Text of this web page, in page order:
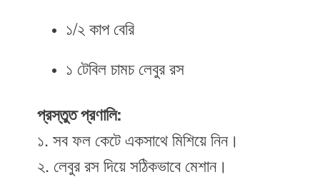
১/২ কাপ বেরি
১ টেবিল চামচ লেবুর রস
প্রস্তুত প্রণালি:
১. সব ফল কেটে একসাথে মিশিয়ে নিন।
২. লেবুর রস দিয়ে সঠিকভাবে মেশান।